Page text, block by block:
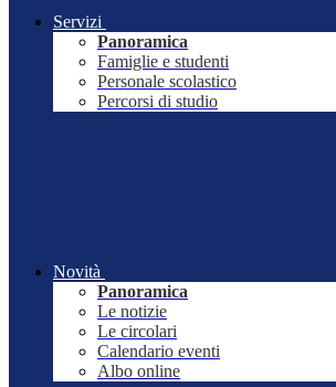
Servizi
Panoramica
Famiglie e studenti
Personale scolastico
Percorsi di studio
Novità
Panoramica
Le notizie
Le circolari
Calendario eventi
Albo online